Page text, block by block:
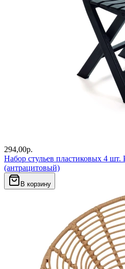
294,00р.
Набор стульев пластиковых 4
(антрацитовый)
В корзину